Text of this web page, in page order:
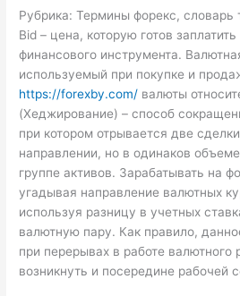
Рубрика: Термины форекс, словарь
Bid – цена, которую готов заплатить
финансового инструмента.
используемый при покупке и
https://forexby.com/ валюты
(Хеджирование) – способ
при котором отрывается две
направлении, но в одинаков
группе активов. Зарабатывать на
угадывая направление валютных
используя разницу в учетных
валютную пару. Как правило,
при перерывах в работе
возникнуть и посередине рабочей